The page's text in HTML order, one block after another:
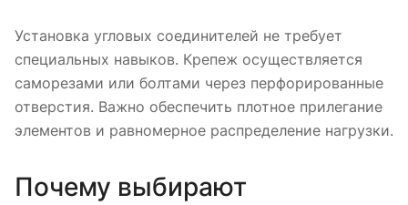
Установка угловых соединителей не требует
специальных навыков. Крепеж осуществляется
саморезами или болтами через перфорированные
отверстия. Важно обеспечить плотное прилегание
элементов и равномерное распределение нагрузки.
Почему выбирают